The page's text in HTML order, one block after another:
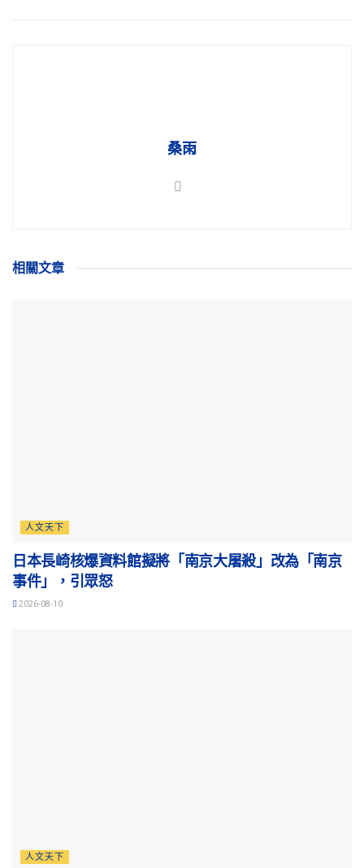
桑雨
相關文章
人文天下
日本長崎核爆資料館擬將「南京大屠殺」改為「南京
事件」，引眾怒
2026-08-10
人文天下